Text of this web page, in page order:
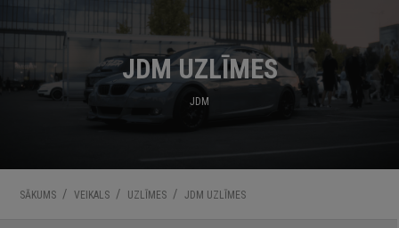
JDM UZLĪMES
JDM
SĀKUMS / VEIKALS / UZLĪMES / JDM UZLĪMES